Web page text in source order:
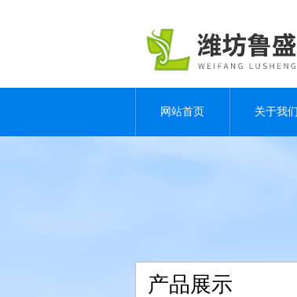
网站首页 关于我们
产品展示